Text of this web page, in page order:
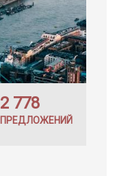
2 778
ПРЕДЛОЖЕНИЙ